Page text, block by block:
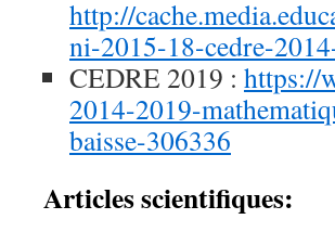
http://
ni-2015-18-cedre-
CEDRE 2019 : https://
2014-2019-
baisse-306336
Articles scientifiques: